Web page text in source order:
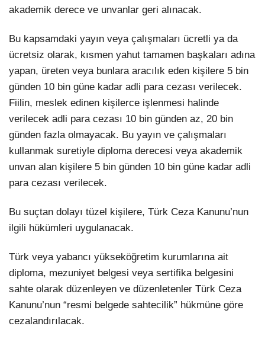
akademik derece ve unvanlar geri alınacak.
Bu kapsamdaki yayın veya çalışmaları ücretli ya da
ücretsiz olarak, kısmen yahut tamamen başkaları adına
yapan, üreten veya bunlara aracılık eden kişilere 5 bin
günden 10 bin güne kadar adli para cezası verilecek.
Fiilin, meslek edinen kişilerce işlenmesi halinde
verilecek adli para cezası 10 bin günden az, 20 bin
günden fazla olmayacak. Bu yayın ve çalışmaları
kullanmak suretiyle diploma derecesi veya akademik
unvan alan kişilere 5 bin günden 10 bin güne kadar adli
para cezası verilecek.
Bu suçtan dolayı tüzel kişilere, Türk Ceza Kanunu’nun
ilgili hükümleri uygulanacak.
Türk veya yabancı yükseköğretim kurumlarına ait
diploma, mezuniyet belgesi veya sertifika belgesini
sahte olarak düzenleyen ve düzenletenler Türk Ceza
Kanunu’nun “resmi belgede sahtecilik” hükmüne göre
cezalandırılacak.